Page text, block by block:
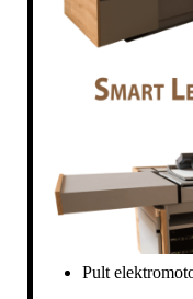
Pult